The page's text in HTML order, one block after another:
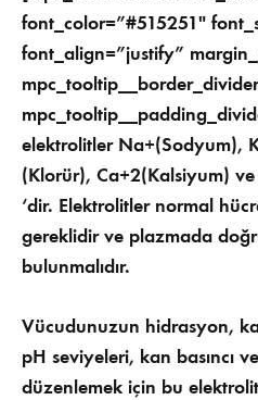
font_color=”#515251″
font_align=”justify”
elektrolitler Na+(Sodyum),
(Klorür), Ca+2(Kalsiyum)
‘dir. Elektrolitler normal
gereklidir ve plazmada
bulunmalıdır.
Vücudunuzun hidrasyon,
pH seviyeleri, kan basıncı
düzenlemek için bu